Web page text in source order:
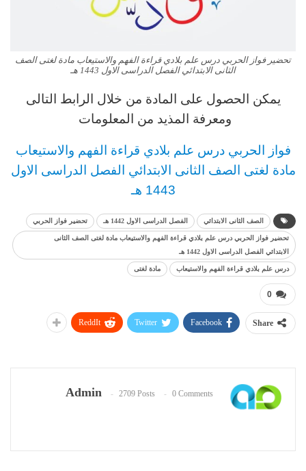
تحضير فواز الحربي درس علم بلادي قراءة الفهم والاستيعاب مادة لغتى الصف
الثانى الابتدائي الفصل الدراسى الاول 1443 هـ
يمكن الحصول على المادة من خلال الرابط التالى
ومعرفة المذيد من المعلومات
فواز الحربي درس علم بلادي قراءة الفهم والاستيعاب
مادة لغتى
الصف الثانى الابتدائي الفصل الدراسى الاول
1443 هـ
الصف الثانى الابتدائي الفصل الدراسى الاول 1442 هـ تحضير فواز الحربي
تحضير فواز الحربي درس علم بلادي قراءة الفهم والاستيعاب مادة لغتى الصف الثانى
الابتدائي الفصل الدراسى الاول 1442 هـ
درس علم بلادي قراءة الفهم والاستيعاب مادة لغتى
0
Share
Facebook
Twitter
ReddIt
Admin 2709 Posts 0 Comments